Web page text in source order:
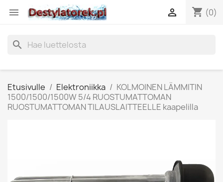
 shopping_cart (0)

search
Etusivulle Elektroniikka
KOLMOINEN LÄMMITIN
1500/1500/1500W 5/4 RUOSTUMATTOMAN
RUOSTUMATTOMAN TILAUSLAITTEELLE kaapelilla